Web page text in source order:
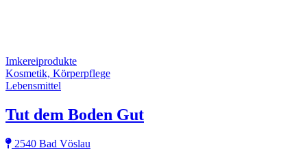
Imkereiprodukte
Kosmetik, Körperpflege
Lebensmittel
Tut dem Boden Gut
2540 Bad Vöslau